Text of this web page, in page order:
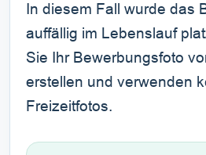
In diesem Fall wurde das
auffällig im Lebenslauf
Sie Ihr Bewerbungsfoto
erstellen und verwenden
Freizeitfotos.